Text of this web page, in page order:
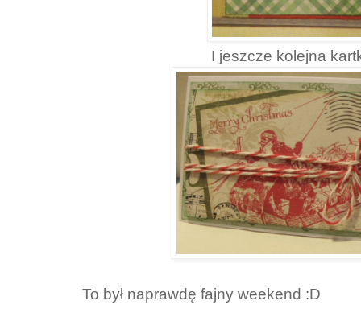
I jeszcze kolejna
To był naprawdę fajny weekend :D